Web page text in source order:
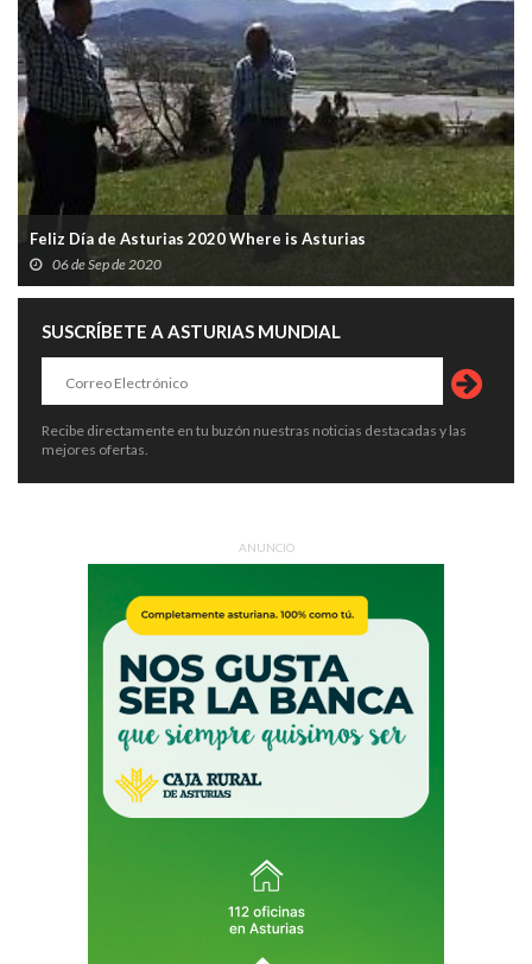
Feliz Día de Asturias 2020 Where is Asturias
06 de Sep de 2020
SUSCRÍBETE A ASTURIAS MUNDIAL
Recibe directamente en tu buzón nuestras noticias destacadas y las
mejores ofertas.
ANUNCIO